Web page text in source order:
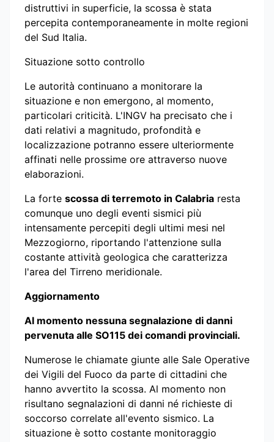
distruttivi in superficie, la scossa è stata
percepita contemporaneamente in molte regioni
del Sud Italia.
Situazione sotto controllo
Le autorità continuano a monitorare la
situazione e non emergono, al momento,
particolari criticità. L'INGV ha precisato che i
dati relativi a magnitudo, profondità e
localizzazione potranno essere ulteriormente
affinati nelle prossime ore attraverso nuove
elaborazioni.
La forte scossa di terremoto in Calabria resta
comunque uno degli eventi sismici più
intensamente percepiti degli ultimi mesi nel
Mezzogiorno, riportando l'attenzione sulla
costante attività geologica che caratterizza
l'area del Tirreno meridionale.
Aggiornamento
Al momento nessuna segnalazione di danni
pervenuta alle SO115 dei comandi provinciali.
Numerose le chiamate giunte alle Sale Operative
dei Vigili del Fuoco da parte di cittadini che
hanno avvertito la scossa. Al momento non
risultano segnalazioni di danni né richieste di
soccorso correlate all'evento sismico. La
situazione è sotto costante monitoraggio